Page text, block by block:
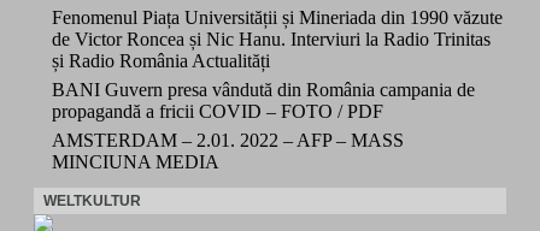
Fenomenul Piața Universității și Mineriada din 1990 văzute
de Victor Roncea și Nic Hanu. Interviuri la Radio Trinitas
și Radio România Actualități
BANI Guvern presa vândută din România campania de
propagandă a fricii COVID – FOTO / PDF
AMSTERDAM – 2.01. 2022 – AFP – MASS
MINCIUNA MEDIA
WELTKULTUR